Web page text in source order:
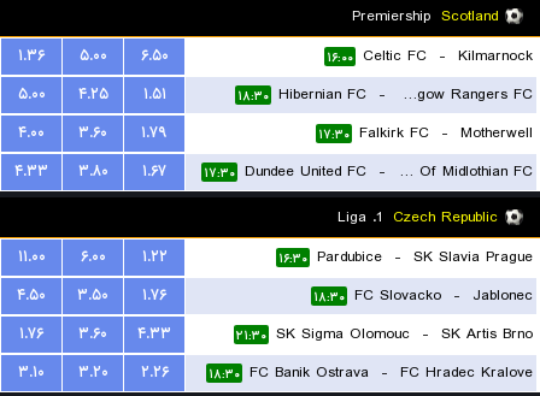
Scotland
Kilmarnock
-
Celtic FC ۱۶:۰۰ ۶.۵۰ ۵.۰۰
۱.۳۶
Glasgow Rangers FC
-
Hibernian FC ۱۸:۳۰ ۱.۵۱ ۴.۲۵
۵.۰۰
Motherwell
-
Falkirk FC ۱۷:۳۰ ۱.۷۹ ۳.۶۰
۴.۰۰
Hearts Of Midlothian FC
-
Dundee United FC ۱۷:۳۰ ۱.۶۷ ۳.۸۰
۴.۳۳
Czech Republic
SK Slavia Prague
-
Pardubice ۱۶:۳۰ ۱.۲۲ ۶.۰۰
۱۱.۰۰
Jablonec
-
FC Slovacko ۱۸:۳۰ ۱.۷۶ ۳.۵۰
۴.۵۰
SK Artis Brno
-
SK Sigma Olomouc ۲۱:۳۰ ۴.۳۳ ۳.۶۰
۱.۷۶
FC Hradec Kralove
-
FC Banik Ostrava ۱۸:۳۰ ۲.۲۶ ۳.۲۰
۳.۱۰